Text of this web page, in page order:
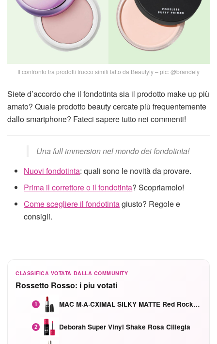
Il confronto tra prodotti trucco simili fatto da Beautyfy – pic: @brandefy
Siete d’accordo che il fondotinta sia il prodotto make up più
amato? Quale prodotto beauty cercate più frequentemente
dallo smartphone? Fateci sapere tutto nei commenti!
Una full immersion nel mondo dei fondotinta!
Nuovi fondotinta: quali sono le novità da provare.
Prima il correttore o il fondotinta? Scopriamolo!
Come scegliere il fondotintagiusto? Regole e
consigli.
CLASSIFICA VOTATA DALLA COMMUNITY
Rossetto Rosso: i piu votati
1 MAC M·A·CXIMAL SILKY MATTE Red Rock mat
2 Deborah Super Vinyl Shake Rosa Ciliegia